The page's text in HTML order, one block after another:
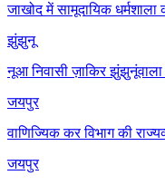
जाखोद में सामूदायिक
झुंझुनू
नूआ निवासी ज़ाकिर झुंझुनूंवाला
जयपुर
वाणिज्यिक कर विभाग की
जयपुर